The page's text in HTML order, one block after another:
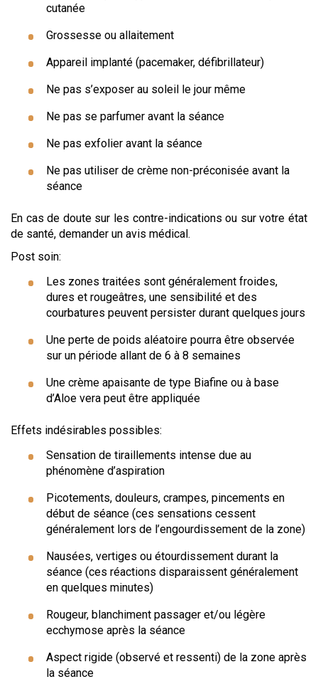
cutanée
Grossesse ou allaitement
Appareil implanté (pacemaker, défibrillateur)
Ne pas s’exposer au soleil le jour même
Ne pas se parfumer avant la séance
Ne pas exfolier avant la séance
Ne pas utiliser de crème non-préconisée avant la
séance
En cas de doute sur les contre-indications ou sur votre état
de santé, demander un avis médical.
Post soin:
Les zones traitées sont généralement froides,
dures et rougeâtres, une sensibilité et des
courbatures peuvent persister durant quelques jours
Une perte de poids aléatoire pourra être observée
sur un période allant de 6 à 8 semaines
Une crème apaisante de type Biafine ou à base
d’Aloe vera peut être appliquée
Effets indésirables possibles:
Sensation de tiraillements intense due au
phénomène d’aspiration
Picotements, douleurs, crampes, pincements en
début de séance (ces sensations cessent
généralement lors de l’engourdissement de la zone)
Nausées, vertiges ou étourdissement durant la
séance (ces réactions disparaissent généralement
en quelques minutes)
Rougeur, blanchiment passager et/ou légère
ecchymose après la séance
Aspect rigide (observé et ressenti) de la zone après
la séance